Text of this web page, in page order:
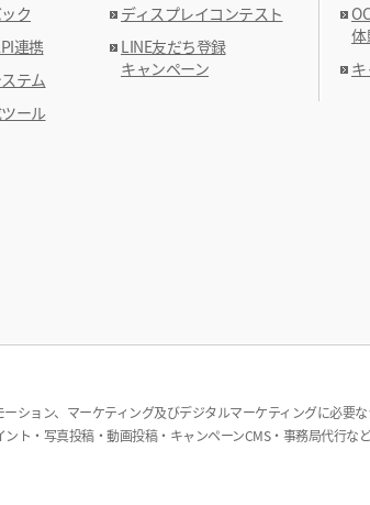
ク
連携
テム
ール
ディスプレイコンテスト
LINE友だち登録
キャンペーン
体
ション、マーケティング及びデジタルマーケティングに必要
ト・写真投稿・動画投稿・キャンペーンCMS・事務局代行